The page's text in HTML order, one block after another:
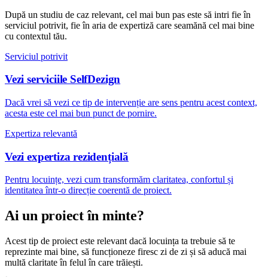
După un studiu de caz relevant, cel mai bun pas este să intri fie în
serviciul potrivit, fie în aria de expertiză care seamănă cel mai bine
cu contextul tău.
Serviciul potrivit
Vezi serviciile SelfDezign
Dacă vrei să vezi ce tip de intervenție are sens pentru acest context,
acesta este cel mai bun punct de pornire.
Expertiza relevantă
Vezi expertiza rezidențială
Pentru locuințe, vezi cum transformăm claritatea, confortul și
identitatea într-o direcție coerentă de proiect.
Ai un proiect în minte?
Acest tip de proiect este relevant dacă locuința ta trebuie să te
reprezinte mai bine, să funcționeze firesc zi de zi și să aducă mai
multă claritate în felul în care trăiești.